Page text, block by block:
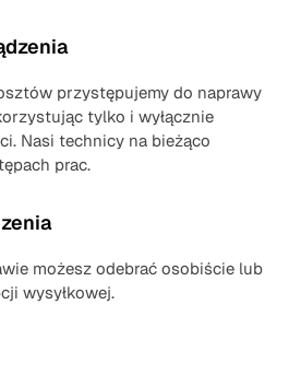
przystępujemy do naprawy
tylko i wyłącznie
Nasi technicy na bieżąco
prac.
możesz odebrać osobiście lub
wysyłkowej.